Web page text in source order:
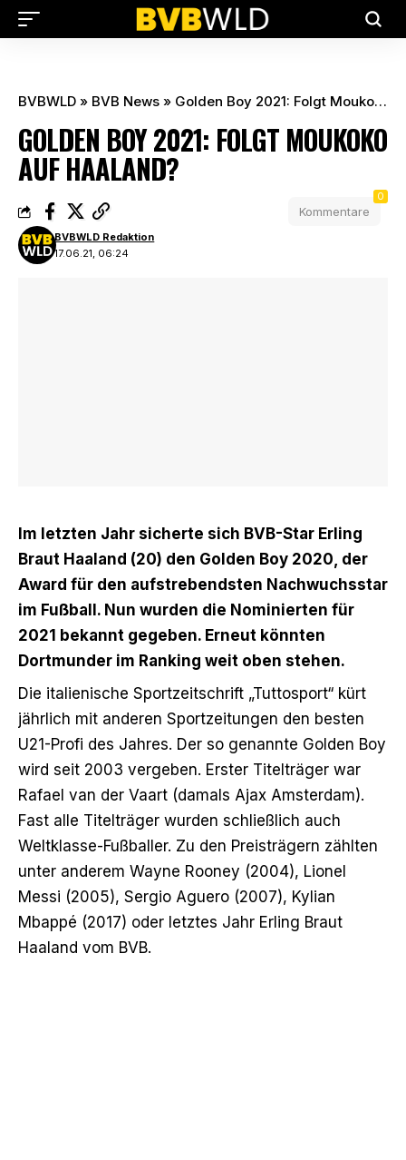
BVBWLD » BVB News » Golden Boy 2021: Folgt Moukoko auf Haaland?
GOLDEN BOY 2021: FOLGT MOUKOKO
AUF HAALAND?
17.06.21, 06:24
BVBWLD Redaktion
Kommentare
0
Im letzten Jahr sicherte sich BVB-Star Erling
Braut Haaland (20) den Golden Boy 2020, der
Award für den aufstrebendsten Nachwuchsstar
im Fußball. Nun wurden die Nominierten für
2021 bekannt gegeben. Erneut könnten
Dortmunder im Ranking weit oben stehen.
Die italienische Sportzeitschrift „Tuttosport“ kürt
jährlich mit anderen Sportzeitungen den besten
U21-Profi des Jahres. Der so genannte Golden Boy
wird seit 2003 vergeben. Erster Titelträger war
Rafael van der Vaart (damals Ajax Amsterdam).
Fast alle Titelträger wurden schließlich auch
Weltklasse-Fußballer. Zu den Preisträgern zählten
unter anderem Wayne Rooney (2004), Lionel
Messi (2005), Sergio Aguero (2007), Kylian
Mbappé (2017) oder letztes Jahr Erling Braut
Haaland vom BVB.